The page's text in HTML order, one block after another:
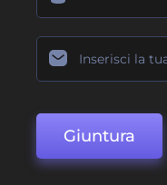
Giuntura